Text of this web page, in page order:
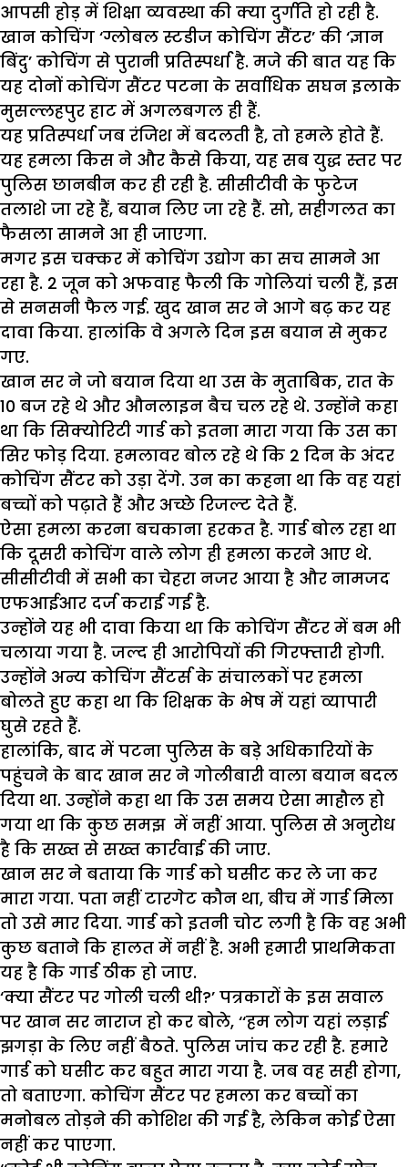
आपसी होड़ में शिक्षा व्यवस्था की क्या दुर्गति हो रही है.
खान कोचिंग ‘ग्लोबल स्टडीज कोचिंग सैंटर’ की ‘ज्ञान
बिंदु’ कोचिंग से पुरानी प्रतिस्पर्धा है. मजे की बात यह कि
यह दोनों कोचिंग सैंटर पटना के सर्वाधिक सघन इलाके
मुसल्लहपुर हाट में अगलबगल ही हैं.
यह प्रतिस्पर्धा जब रंजिश में बदलती है, तो हमले होते हैं.
यह हमला किस ने और कैसे किया, यह सब युद्ध स्तर पर
पुलिस छानबीन कर ही रही है. सीसीटीवी के फुटेज
तलाशे जा रहे हैं, बयान लिए जा रहे हैं. सो, सहीगलत का
फैसला सामने आ ही जाएगा.
मगर इस चक्कर में कोचिंग उद्योग का सच सामने आ
रहा है. 2 जून को अफवाह फैली कि गोलियां चली हैं, इस
से सनसनी फैल गई. खुद खान सर ने आगे बढ़ कर यह
दावा किया. हालांकि वे अगले दिन इस बयान से मुकर
गए.
खान सर ने जो बयान दिया था उस के मुताबिक, रात के
10 बज रहे थे और औनलाइन बैच चल रहे थे. उन्होंने कहा
था कि सिक्योरिटी गार्ड को इतना मारा गया कि उस का
सिर फोड़ दिया. हमलावर बोल रहे थे कि 2 दिन के अंदर
कोचिंग सैंटर को उड़ा देंगे. उन का कहना था कि वह यहां
बच्चों को पढ़ाते हैं और अच्छे रिजल्ट देते हैं.
ऐसा हमला करना बचकाना हरकत है. गार्ड बोल रहा था
कि दूसरी कोचिंग वाले लोग ही हमला करने आए थे.
सीसीटीवी में सभी का चेहरा नजर आया है और नामजद
एफआईआर दर्ज कराई गई है.
उन्होंने यह भी दावा किया था कि कोचिंग सैंटर में बम भी
चलाया गया है. जल्द ही आरोपियों की गिरफ्तारी होगी.
उन्होंने अन्य कोचिंग सैंटर्स के संचालकों पर हमला
बोलते हुए कहा था कि शिक्षक के भेष में यहां व्यापारी
घुसे रहते हैं.
हालांकि, बाद में पटना पुलिस के बड़े अधिकारियों के
पहुंचने के बाद खान सर ने गोलीबारी वाला बयान बदल
दिया था. उन्होंने कहा था कि उस समय ऐसा माहौल हो
गया था कि कुछ समझ में नहीं आया. पुलिस से अनुरोध
है कि सख्त से सख्त कार्रवाई की जाए.
खान सर ने बताया कि गार्ड को घसीट कर ले जा कर
मारा गया. पता नहीं टारगेट कौन था, बीच में गार्ड मिला
तो उसे मार दिया. गार्ड को इतनी चोट लगी है कि वह अभी
कुछ बताने कि हालत में नहीं है. अभी हमारी प्राथमिकता
यह है कि गार्ड ठीक हो जाए.
‘क्या सैंटर पर गोली चली थी?’ पत्रकारों के इस सवाल
पर खान सर नाराज हो कर बोले, ‘‘हम लोग यहां लड़ाई
झगड़ा के लिए नहीं बैठते. पुलिस जांच कर रही है. हमारे
गार्ड को घसीट कर बहुत मारा गया है. जब वह सही होगा,
तो बताएगा. कोचिंग सैंटर पर हमला कर बच्चों का
मनोबल तोड़ने की कोशिश की गई है, लेकिन कोई ऐसा
नहीं कर पाएगा.